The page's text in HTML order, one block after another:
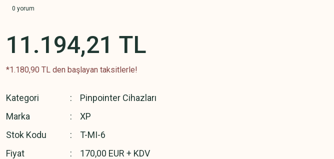
0 yorum
11.194,21 TL
*1.180,90 TL den başlayan taksitlerle!
Kategori
Pinpointer Cihazları
Marka
XP
Stok Kodu
T-MI-6
Fiyat
170,00 EUR + KDV